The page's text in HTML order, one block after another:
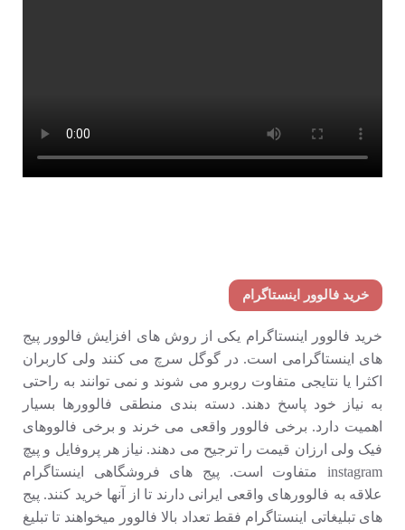
خرید فالوور اینستاگرام
خرید فالوور اینستاگرام یکی از روش های افزایش فالوور پیج
های اینستاگرامی است. در گوگل سرچ می کنند ولی کاربران
اکثرا یا نتایجی متفاوت روبرو می شوند و نمی توانند به راحتی
به نیاز خود پاسخ دهند. دسته بندی منطقی فالوورها بسیار
اهمیت دارد. برخی فالوور واقعی می خرند و برخی فالووهای
فیک ولی ارزان قیمت را ترجیح می دهند. نیاز هر پروفایل و پیچ
instagram متفاوت است. پیج های فروشگاهی اینستاگرام
علاقه به فالوورهای واقعی ایرانی دارند تا از آنها خرید کنند. پیج
های تبلیغاتی اینستاگرام فقط تعداد بالا فالوور میخواهند تا تبلیغ